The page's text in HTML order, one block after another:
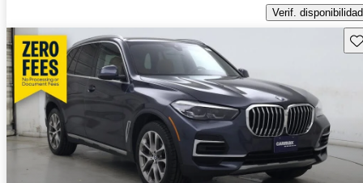
Verif. disponibilidad